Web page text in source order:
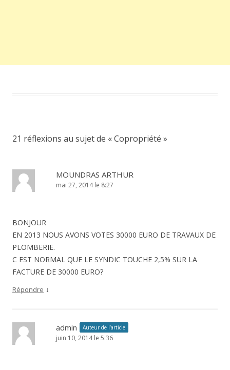
21 réflexions au sujet de «Copropriété »
MOUNDRAS ARTHUR
mai 27, 2014 le 8:27
BONJOUR
EN 2013 NOUS AVONS VOTES 30000 EURO DE TRAVAUX DE
PLOMBERIE.
C EST NORMAL QUE LE SYNDIC TOUCHE 2,5% SUR LA
FACTURE DE 30000 EURO?
Répondre ↓
admin Auteur de l’article
juin 10, 2014 le 5:36